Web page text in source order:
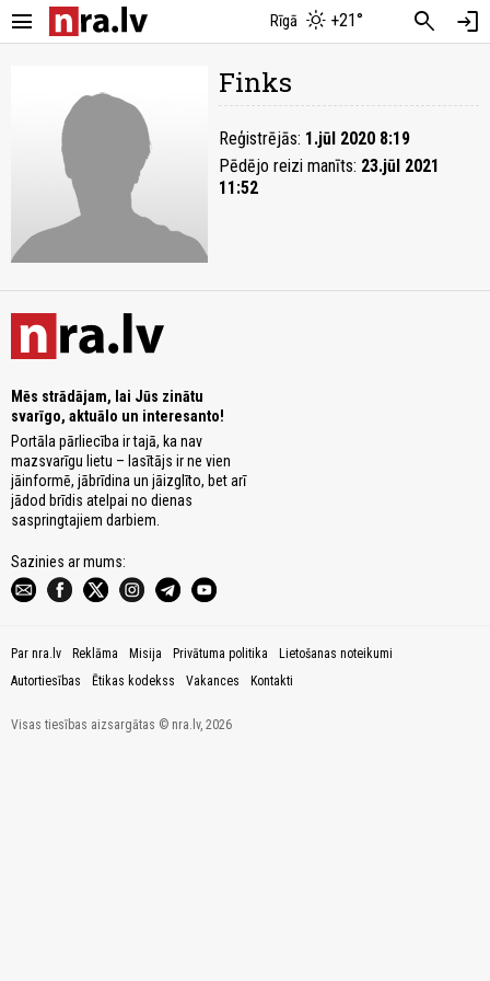
menu Rīgā +21° search login
Finks
Reģistrējās: 1.jūl 2020 8:19
Pēdējo reizi manīts: 23.jūl 2021
11:52
Mēs strādājam, lai Jūs zinātu
svarīgo, aktuālo un interesanto!
Portāla pārliecība ir tajā, ka nav
mazsvarīgu lietu – lasītājs ir ne vien
jāinformē, jābrīdina un jāizglīto, bet arī
jādod brīdis atelpai no dienas
saspringtajiem darbiem.
Sazinies ar mums:
Par nra.lv Reklāma Misija Privātuma politika
Lietošanas noteikumi
Autortiesības
Ētikas kodekss Vakances Kontakti
Visas tiesības aizsargātas © nra.lv, 2026